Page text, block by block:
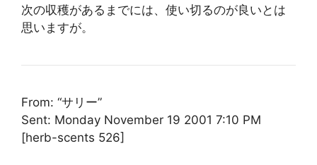
次の収穫があるまでには、使い切るのが良いとは
思いますが。
From: “サリー”
Sent: Monday November 19 2001 7:10 PM
[herb-scents 526]